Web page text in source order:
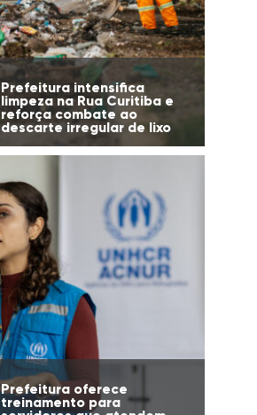
Prefeitura intensifica
limpeza na Rua Curitiba e
reforça combate ao
descarte irregular de lixo
Prefeitura oferece
treinamento para